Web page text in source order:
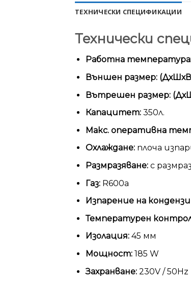
ТЕХНИЧЕСКИ СПЕЦИФИКАЦИИ
Технически
Работна
Външен размер:
Вътрешен размер:
Капацитет:350л.
Макс. оперативна
Охлаждане:плоча
Размразяване:с
Газ:R600a
Изпарение на
Температурен
Изолация:45 мм
Мощност:185 W
Захранване:230V / 50Hz